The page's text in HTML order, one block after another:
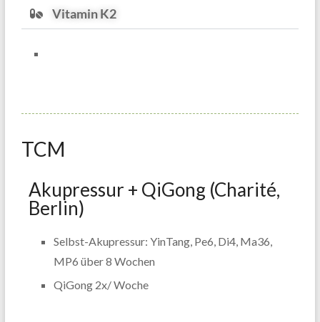
Vitamin K2
TCM
Akupressur + QiGong (Charité,
Berlin)
Selbst-Akupressur: YinTang, Pe6, Di4, Ma36,
MP6 über 8 Wochen
QiGong 2x/ Woche